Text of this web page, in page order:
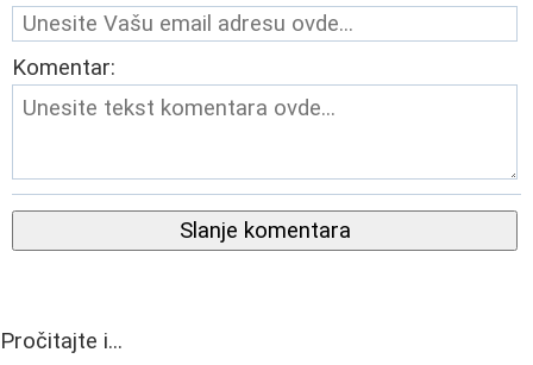
Komentar:
Slanje komentara
Pročitajte i...